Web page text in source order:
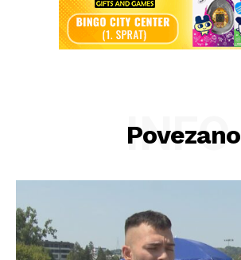
Povezano
INFO